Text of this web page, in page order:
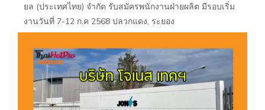
ยล (ประเทศไทย) จำกัด รับสมัครพนักงานฝ่ายผลิต มีรอบเริ่ม
งานวันที่ 7-12 ก.ค 2568 ปลวกแดง, ระยอง